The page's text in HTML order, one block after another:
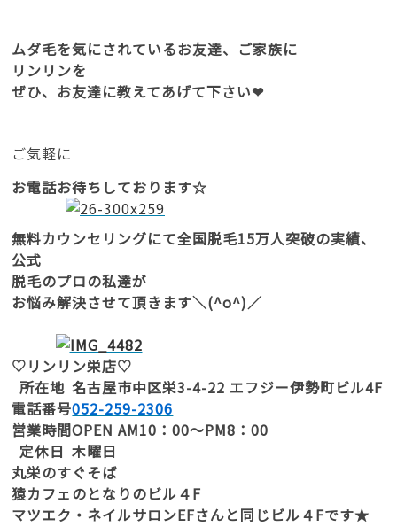
ムダ毛を気にされているお友達、ご家族に
リンリンを
ぜひ、お友達に教えてあげて下さい❤
ご気軽に
お電話お待ちしております☆
無料カウンセリングにて全国脱毛15万人突破の実績、
公式
脱毛のプロの私達が
お悩み解決させて頂きます＼(^o^)／
♡リンリン栄店♡
所在地 名古屋市中区栄3-4-22 エフジー伊勢町ビル4F
電話番号052-259-2306
営業時間OPEN AM10：00～PM8：00
定休日 木曜日
丸栄のすぐそば
猿カフェのとなりのビル４F
マツエク・ネイルサロンEFさんと同じビル４Fです★